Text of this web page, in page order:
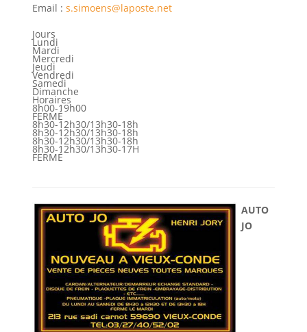
Email : s.simoens@laposte.net
Jours
Lundi
Mardi
Mercredi
Jeudi
Vendredi
Samedi
Dimanche
Horaires
8h00-19h00
FERMÉ
8h30-12h30/13h30-18h
8h30-12h30/13h30-18h
8h30-12h30/13h30-18h
8h30-12h30/13h30-17H
FERMÉ
AUTO
JO